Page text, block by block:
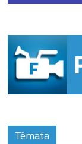
Témata